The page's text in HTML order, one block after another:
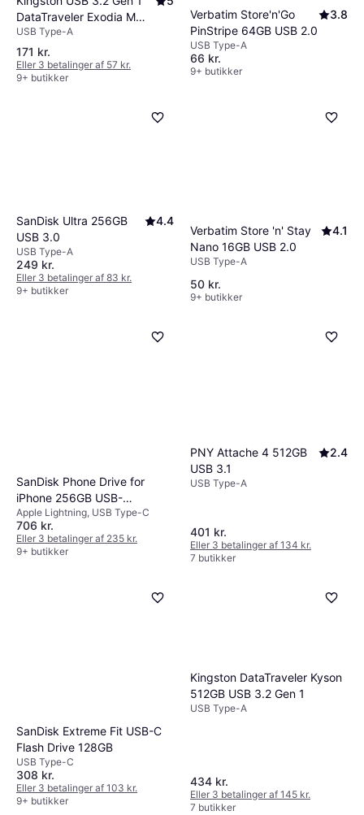
DataTraveler Exodia M
256GB
USB Type-A
171 kr.
Eller 3 betalinger af 57 kr.
9+ butikker
Verbatim Store'n'Go
PinStripe 64GB USB 2.0
3.8
USB Type-A
66 kr.
9+ butikker
SanDisk Ultra 256GB
USB 3.0
4.4
USB Type-A
249 kr.
Eller 3 betalinger af 83 kr.
9+ butikker
Verbatim Store 'n' Stay
Nano 16GB USB 2.0
4.1
USB Type-A
50 kr.
9+ butikker
SanDisk Phone Drive for
iPhone 256GB USB-
C/Lightning
Apple Lightning, USB Type-C
706 kr.
Eller 3 betalinger af 235 kr.
9+ butikker
PNY Attache 4 512GB
USB 3.1
2.4
USB Type-A
401 kr.
Eller 3 betalinger af 134 kr.
7 butikker
SanDisk Extreme Fit USB-C
Flash Drive 128GB
USB Type-C
308 kr.
Eller 3 betalinger af 103 kr.
9+ butikker
Kingston DataTraveler Kyson
512GB USB 3.2 Gen 1
USB Type-A
434 kr.
Eller 3 betalinger af 145 kr.
7 butikker